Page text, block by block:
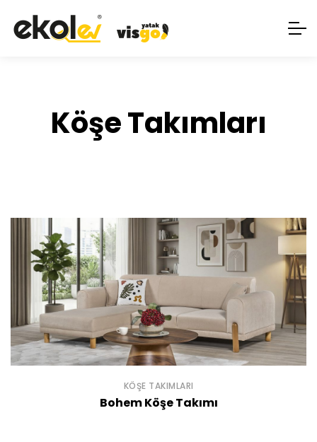
Köşe Takımları
KÖŞE TAKIMLARI
Bohem Köşe Takımı